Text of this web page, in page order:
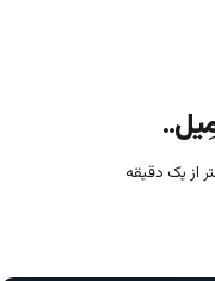
از یک دقیقه